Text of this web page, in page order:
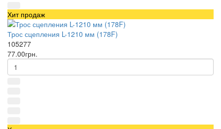
Хит продаж
Трос сцепления L-1210 мм (178F)
105277
77.00грн.